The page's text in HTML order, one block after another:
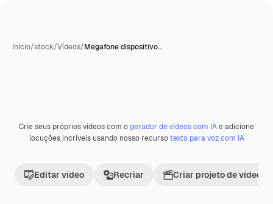
Início/stock/Vídeos/Megafone dispositivo…
Premium
Crie seus próprios vídeos com ogerador de vídeos com IAe adicione
locuções incríveis usando nosso recursotexto para voz com IA
Editar vídeo Recriar Criar projeto de vídeo